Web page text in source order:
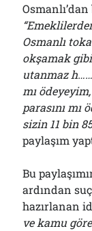
Osmanlı
okşamak
utanmaz
mı
parasını mı
sizin 11 bin
paylaşım
Bu
ardından
hazırlanan
ve kamu